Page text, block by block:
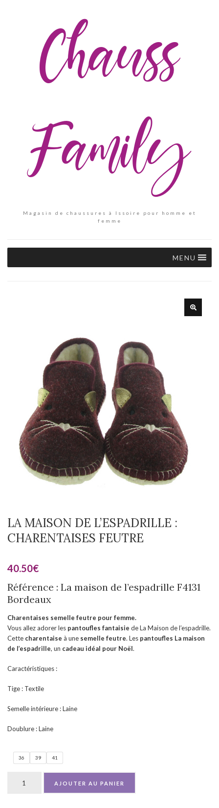
Chauss
Family
Magasin de chaussures à Issoire pour homme et
femme
MENU
LA MAISON DE L’ESPADRILLE :
CHARENTAISES FEUTRE
40.50€
Référence : La maison de l’espadrille F4131
Bordeaux
Charentaises semelle feutre pour femme.
Vous allez adorer les pantoufles fantaisie de La Maison de l’espadrille.
Cette charentaise à une semelle feutre. Les pantoufles La maison
de l’espadrille, un cadeau idéal pour Noël.
Caractéristiques :
Tige : Textile
Semelle intérieure : Laine
Doublure : Laine
36 39 41
AJOUTER AU PANIER